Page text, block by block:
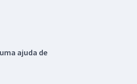
ajuda de